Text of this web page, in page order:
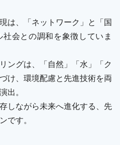
は、「ネットワーク」と「国
会との調和を象徴していま
ングは、「自然」「水」「ク
け、環境配慮と先進技術を両
出。
しながら未来へ進化する、先
です。